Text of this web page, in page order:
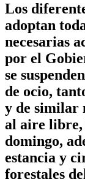
Los
adoptan
necesarias
por el
se
de ocio,
y de similar
al aire libre,
domingo,
estancia y
forestales